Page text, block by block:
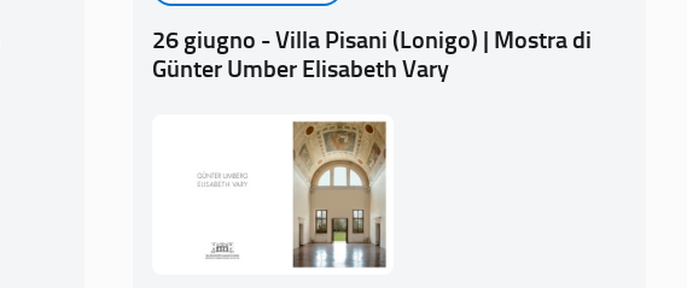
26 giugno - Villa Pisani (Lonigo) | Mostra di
Günter Umber Elisabeth Vary